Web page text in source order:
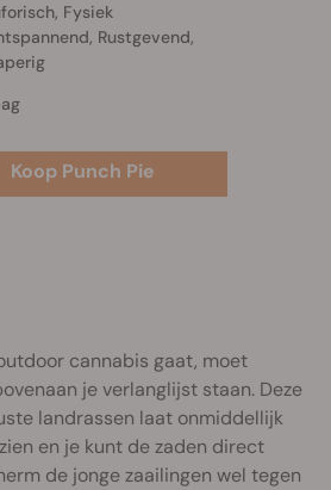
Fysiek
Rustgevend,
Koop Punch Pie
cannabis gaat, moet
je verlanglijst staan. Deze
landrassen laat onmiddellijk
en je kunt de zaden direct
de jonge zaailingen wel tegen